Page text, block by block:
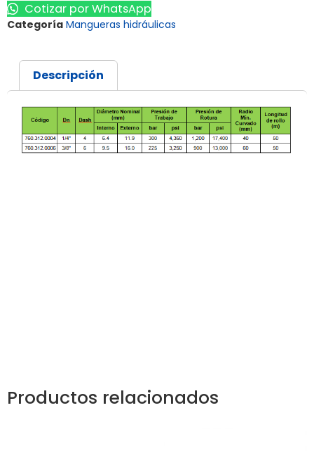
Cotizar por WhatsApp
Categoría Mangueras hidráulicas
Descripción
Productos relacionados